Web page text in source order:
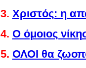
3. Χριστός: η
4. Ο όμοιος
5. ΟΛΟΙ θα